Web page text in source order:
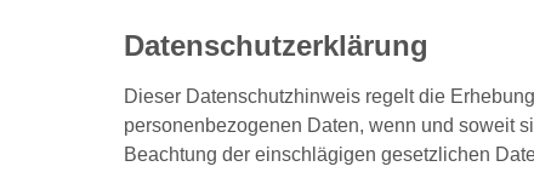
Datenschutzerklärung
Dieser Datenschutzhinweis regelt die
personenbezogenen Daten, wenn und soweit
Beachtung der einschlägigen gesetzlichen